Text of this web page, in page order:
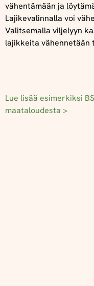
vähentämään ja
Lajikevalinnalla voi
Valitsemalla viljelyyn
lajikkeita
Lue lisää esimerkiksi
maataloudesta >